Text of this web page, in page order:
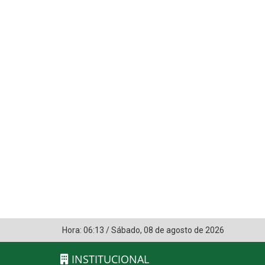
Hora: 06:13 /Sábado, 08 de agosto de 2026
INSTITUCIONAL